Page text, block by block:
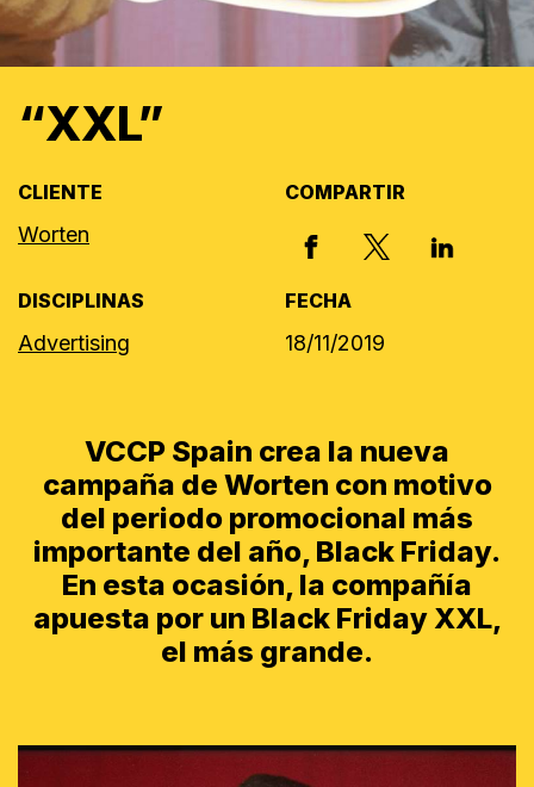
“XXL”
CLIENTE
Worten
COMPARTIR
FACEBOOKX, FORMERLY
LINKED
DISCIPLINAS
Advertising
FECHA
18/11/2019
VCCP Spain crea la nueva
campaña de Worten con motivo
del periodo promocional más
importante del año, Black Friday.
En esta ocasión, la compañía
apuesta por un Black Friday XXL,
el más grande.